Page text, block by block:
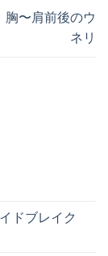
〜肩前後のウ
ネリ
ドブレイク